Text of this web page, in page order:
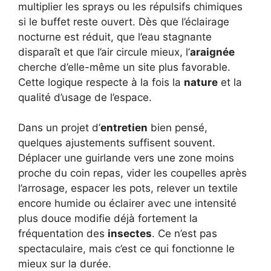
multiplier les sprays ou les répulsifs chimiques
si le buffet reste ouvert. Dès que l’éclairage
nocturne est réduit, que l’eau stagnante
disparaît et que l’air circule mieux, l’araignée
cherche d’elle-même un site plus favorable.
Cette logique respecte à la fois la nature et la
qualité d’usage de l’espace.
Dans un projet d’entretien bien pensé,
quelques ajustements suffisent souvent.
Déplacer une guirlande vers une zone moins
proche du coin repas, vider les coupelles après
l’arrosage, espacer les pots, relever un textile
encore humide ou éclairer avec une intensité
plus douce modifie déjà fortement la
fréquentation des insectes. Ce n’est pas
spectaculaire, mais c’est ce qui fonctionne le
mieux sur la durée.